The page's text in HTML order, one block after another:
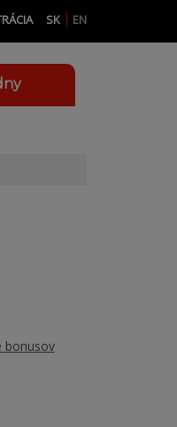
SK EN
bonusov